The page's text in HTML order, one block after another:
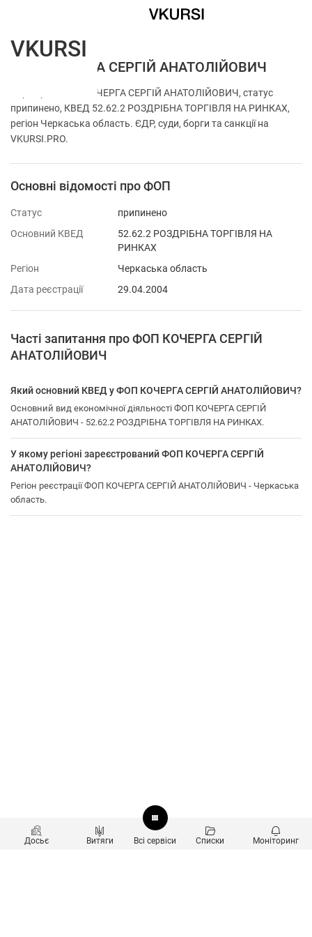
ФОП КОЧЕРГА СЕРГІЙ АНАТОЛІЙОВИЧ
Перевірка ФОП КОЧЕРГА СЕРГІЙ АНАТОЛІЙОВИЧ, статус
припинено, КВЕД 52.62.2 РОЗДРІБНА ТОРГІВЛЯ НА РИНКАХ,
регіон Черкаська область. ЄДР, суди, борги та санкції на
VKURSI.PRO.
Основні відомості про ФОП
Статус
припинено
Основний КВЕД
52.62.2 РОЗДРІБНА ТОРГІВЛЯ НА
РИНКАХ
Регіон
Черкаська область
Дата реєстрації
29.04.2004
Часті запитання про ФОП КОЧЕРГА СЕРГІЙ
АНАТОЛІЙОВИЧ
Який основний КВЕД у ФОП КОЧЕРГА СЕРГІЙ АНАТОЛІЙОВИЧ?
Основний вид економічної діяльності ФОП КОЧЕРГА СЕРГІЙ
АНАТОЛІЙОВИЧ - 52.62.2 РОЗДРІБНА ТОРГІВЛЯ НА РИНКАХ.
У якому регіоні зареєстрований ФОП КОЧЕРГА СЕРГІЙ
АНАТОЛІЙОВИЧ?
Регіон реєстрації ФОП КОЧЕРГА СЕРГІЙ АНАТОЛІЙОВИЧ - Черкаська
область.
Досьє Витяги Всі сервіси Списки Моніторинг
VKURSI